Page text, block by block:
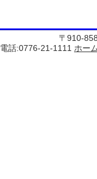
〒910-
電話:0776-21-1111 ホー